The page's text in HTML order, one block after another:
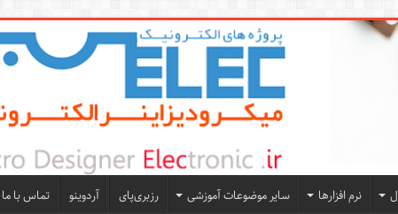
نرم افزارها سایر موضوعات آموزشی رزبری‌پای آردوینو تماس با ما